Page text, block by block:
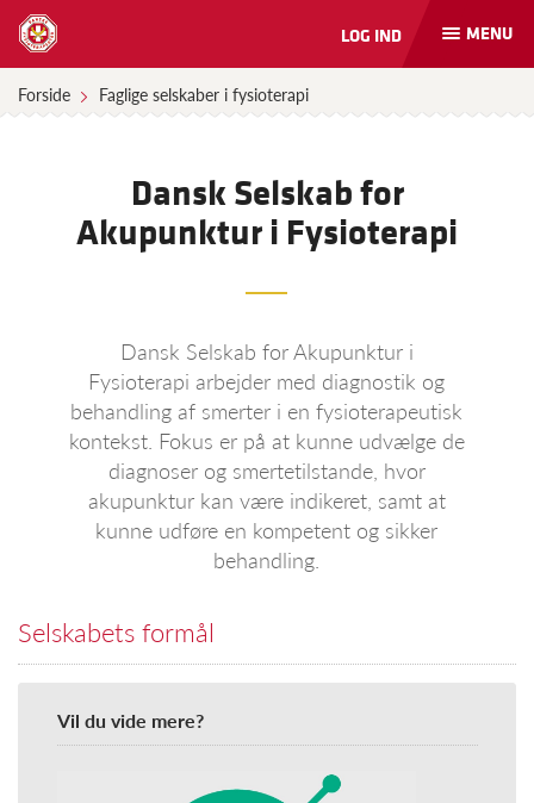
Åbn
og
MENU
LOG IND
Forside Faglige selskaber i fysioterapi
Dansk Selskab for
Akupunktur i Fysioterapi
Dansk Selskab for Akupunktur i
Fysioterapi arbejder med diagnostik og
behandling af smerter i en fysioterapeutisk
kontekst. Fokus er på at kunne udvælge de
diagnoser og smertetilstande, hvor
akupunktur kan være indikeret, samt at
kunne udføre en kompetent og sikker
behandling.
Selskabets formål
Vil du vide mere?